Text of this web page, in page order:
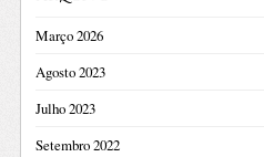
Março 2026
Agosto 2023
Julho 2023
Setembro 2022